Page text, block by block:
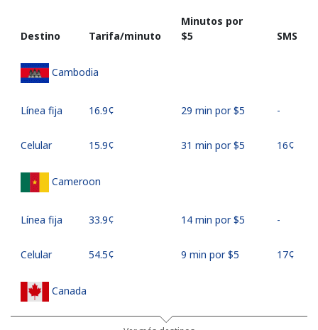
Destino Tarifa/minuto
Minutos por
⁦$5⁩
SMS
Cambodia
Línea fija ⁦16.9¢⁩ 29 min por ⁦$5⁩ -
Celular ⁦15.9¢⁩ 31 min por ⁦$5⁩ ⁦16¢⁩
Cameroon
Línea fija ⁦33.9¢⁩ 14 min por ⁦$5⁩ -
Celular ⁦54.5¢⁩ 9 min por ⁦$5⁩ ⁦17¢⁩
Canada